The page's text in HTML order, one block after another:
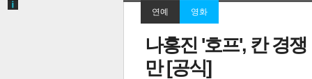
연예 영화
나홍진 '호프', 칸 경
만 [공식]